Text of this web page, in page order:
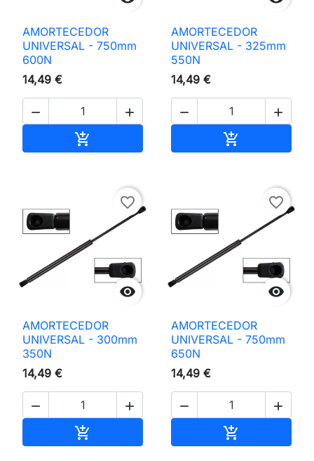
AMORTECEDOR
UNIVERSAL - 750mm
600N
14,49 €
 

AMORTECEDOR
UNIVERSAL - 325mm
550N
14,49 €
 


favorite_border
AMORTECEDOR
UNIVERSAL - 300mm
350N
14,49 €
 


favorite_border
AMORTECEDOR
UNIVERSAL - 750mm
650N
14,49 €
 
